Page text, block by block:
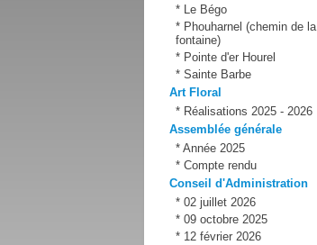
*
Le Bégo
* Phouharnel (chemin de la
fontaine)
* Pointe d'er Hourel
* Sainte Barbe
Art Floral
* Réalisations 2025 - 2026
Assemblée générale
* Année 2025
* Compte rendu
Conseil d'Administration
* 02 juillet 2026
* 09 octobre 2025
* 12 février 2026